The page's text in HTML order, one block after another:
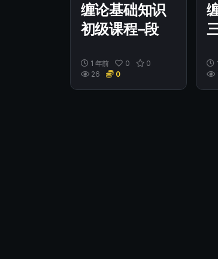
缠论基础知识
初级课程–段
1 年前 0
0
26
0